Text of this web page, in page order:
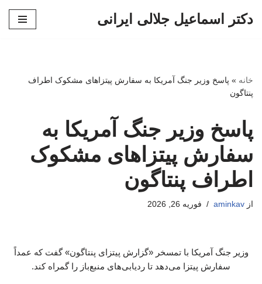
دکتر اسماعیل جلالی ایرانی
خانه » پاسخ وزیر جنگ آمریکا به سفارش پیتزاهای مشکوک اطراف
پنتاگون
پاسخ وزیر جنگ آمریکا به
سفارش پیتزاهای مشکوک
اطراف پنتاگون
از aminkav فوریه 26, 2026
وزیر جنگ آمریکا با تمسخر «گزارش پیتزای پنتاگون» گفت که عمداً
سفارش پیتزا می‌دهد تا ردیابی‌های منبع‌باز را گمراه کند.